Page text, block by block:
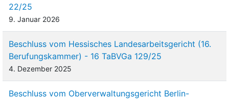
22/25
9. Januar 2026
Beschluss vom Hessisches Landesarbeitsgericht (16.
Berufungskammer) - 16 TaBVGa 129/25
4. Dezember 2025
Beschluss vom Oberverwaltungsgericht Berlin-